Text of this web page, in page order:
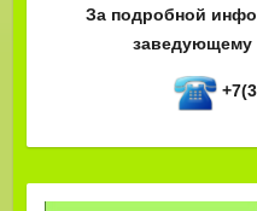
За подробной
заведующему